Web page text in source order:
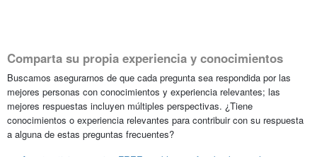
Comparta su propia experiencia y conocimientos
Buscamos asegurarnos de que cada pregunta sea respondida por las
mejores personas con conocimientos y experiencia relevantes; las
mejores respuestas incluyen múltiples perspectivas. ¿Tiene
conocimientos o experiencia relevantes para contribuir con su respuesta
a alguna de estas preguntas frecuentes?